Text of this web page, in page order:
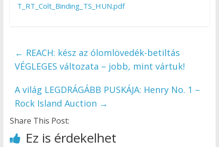
T_RT_Colt_Binding_TS_HUN.pdf
← REACH: kész az ólomlövedék-betiltás
VÉGLEGES változata – jobb, mint vártuk!
A világ LEGDRÁGÁBB PUSKÁJA: Henry No. 1 –
Rock Island Auction →
Share This Post:
Ez is érdekelhet